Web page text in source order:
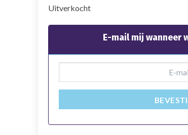
Uitverkocht
E-mail mij wanneer